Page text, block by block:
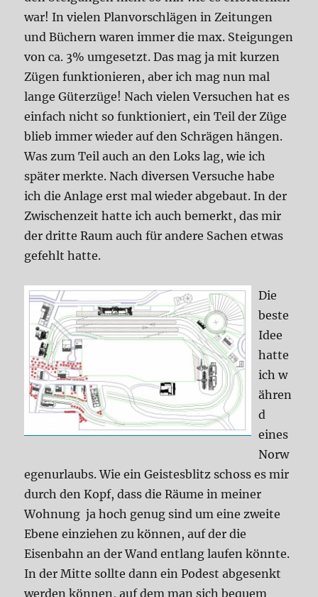
war! In vielen Planvorschlägen in Zeitungen
und Büchern waren immer die max. Steigungen
von ca. 3% umgesetzt. Das mag ja mit kurzen
Zügen funktionieren, aber ich mag nun mal
lange Güterzüge! Nach vielen Versuchen hat es
einfach nicht so funktioniert, ein Teil der Züge
blieb immer wieder auf den Schrägen hängen.
Was zum Teil auch an den Loks lag, wie ich
später merkte. Nach diversen Versuche habe
ich die Anlage erst mal wieder abgebaut. In der
Zwischenzeit hatte ich auch bemerkt, das mir
der dritte Raum auch für andere Sachen etwas
gefehlt hatte.
Die
beste
Idee
hatte
ich w
ähren
d
eines
Norw
egenurlaubs. Wie ein Geistesblitz schoss es mir
durch den Kopf, dass die Räume in meiner
Wohnung ja hoch genug sind um eine zweite
Ebene einziehen zu können, auf der die
Eisenbahn an der Wand entlang laufen könnte.
In der Mitte sollte dann ein Podest abgesenkt
werden können, auf dem man sich bequem